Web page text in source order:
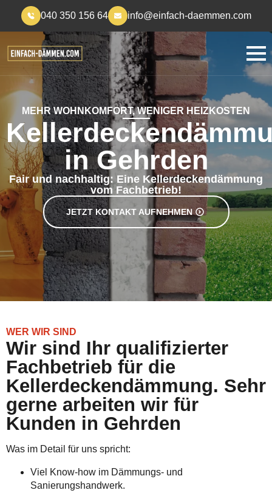
040 350 156 64 info@einfach-daemmen.com
MEHR WOHNKOMFORT, WENIGER HEIZKOSTEN
in Gehrden
Fair und nachhaltig: Eine Kellerdeckendämmung
vom Fachbetrieb!
JETZT KONTAKT AUFNEHMEN
WER WIR SIND
Wir sind Ihr qualifizierter
Fachbetrieb für die
Kellerdeckendämmung. Sehr
gerne arbeiten wir für
Kunden in Gehrden
Was im Detail für uns spricht:
Viel Know-how im Dämmungs- und
Sanierungshandwerk.